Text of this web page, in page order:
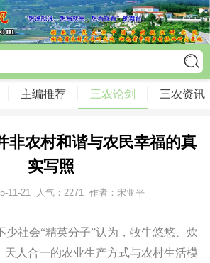
主编推荐 三农论剑 三农资讯
非农村和谐与农民幸福的真
实写照
11-21 人气： 2271 作者：宋亚平
少社会“精英分子”认为，牧牛悠悠、炊
天人合一的农业生产方式与农村生活模